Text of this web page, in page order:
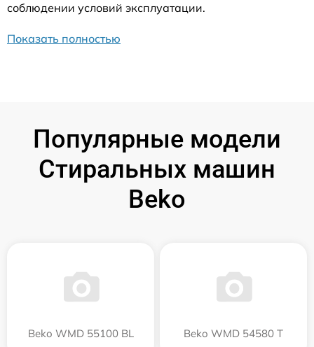
соблюдении условий эксплуатации.
Показать полностью
Популярные модели
Стиральных машин
Beko
Beko WMD 55100 BL Beko WMD 54580 T